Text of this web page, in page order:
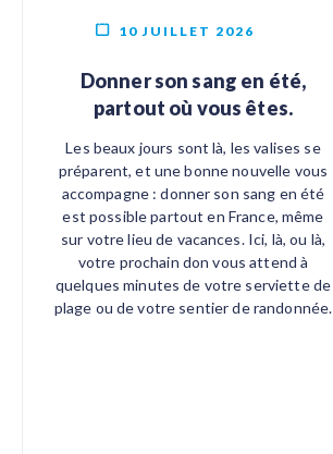
10 JUILLET 2026
Donner son sang en été,
partout où vous êtes.
Les beaux jours sont là, les valises se
préparent, et une bonne nouvelle vous
accompagne : donner son sang en été
est possible partout en France, même
sur votre lieu de vacances. Ici, là, ou là,
votre prochain don vous attend à
quelques minutes de votre serviette de
plage ou de votre sentier de randonnée.